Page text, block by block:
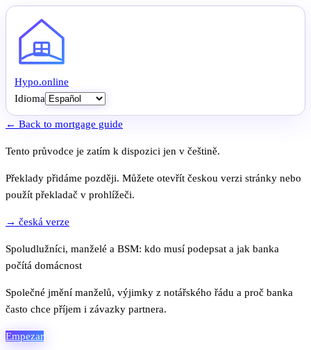
Hypo.online
Idioma
← Back to mortgage guide
Tento průvodce je zatím k dispozici jen v češtině.
Překlady přidáme později. Můžete otevřít českou verzi stránky nebo
použít překladač v prohlížeči.
→ česká verze
Spoludlužníci, manželé a BSM: kdo musí podepsat a jak banka
počítá domácnost
Společné jmění manželů, výjimky z notářského řádu a proč banka
často chce příjem i závazky partnera.
Empezar